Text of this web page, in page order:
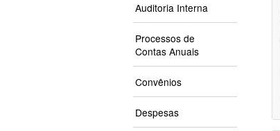
Auditoria Interna
Processos de
Contas Anuais
Convênios
Despesas